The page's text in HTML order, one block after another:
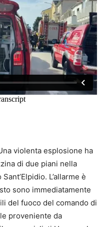
violenta esplosione ha
di due piani nella
L’allarme è
sono immediatamente
del fuoco del comando di
proveniente da